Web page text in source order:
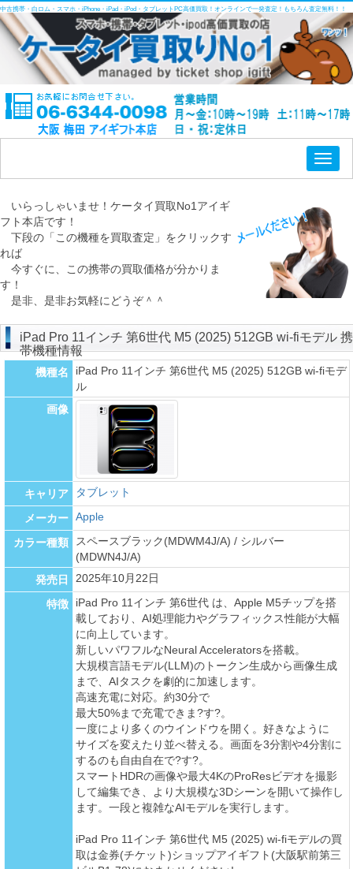
中古携帯・白ロム・スマホ・iPhone・iPad・iPod・タブレットPC高価買取！オンラインで一発査定！もちろん査定無料！！
いらっしゃいませ！ケータイ買取No1アイギ
フト本店です！
下段の「この機種を買取査定」をクリックす
れば
今すぐに、この携帯の買取価格が分かりま
す！
是非、是非お気軽にどうぞ＾＾
iPad Pro 11インチ 第6世代 M5 (2025) 512GB wi-fiモデル 携
帯機種情報
機種名
iPad Pro 11インチ 第6世代 M5 (2025) 512GB wi-fiモデ
ル
画像
キャリア タブレット
メーカー Apple
カラー種類
スペースブラック(MDWM4J/A) / シルバー
(MDWN4J/A)
発売日
2025年10月22日
特徴
iPad Pro 11インチ 第6世代 は、Apple M5チップを搭
載しており、AI処理能力やグラフィックス性能が大幅
に向上しています。
新しいパワフルなNeural Acceleratorsを搭載。
大規模言語モデル(LLM)のトークン生成から画像生成
まで、AIタスクを劇的に加速します。
高速充電に対応。約30分で
最大50%まで充電できま?す?。
一度により多くのウインドウを開く。好きなように
サイズを変えたり並べ替える。画面を3分割や4分割に
するのも自由自在で?す?。
スマートHDRの画像や最大4KのProResビデオを撮影
して編集でき、より大規模な3Dシーンを開いて操作し
ます。一段と複雑なAIモデルを実行します。
iPad Pro 11インチ 第6世代 M5 (2025) wi-fiモデルの買
取は金券(チケット)ショップアイギフト(大阪駅前第三